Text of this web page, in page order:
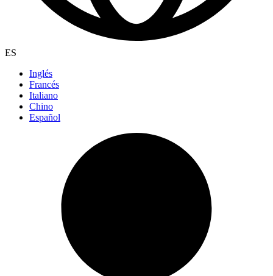
ES
Inglés
Francés
Italiano
Chino
Español